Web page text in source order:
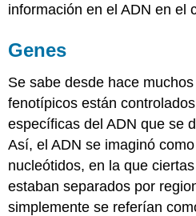
información en el ADN en el
Genes
Se sabe desde hace
fenotípicos están
específicas del ADN que se
Así, el ADN se imaginó
nucleótidos, en la que
estaban separados por
simplemente se referían